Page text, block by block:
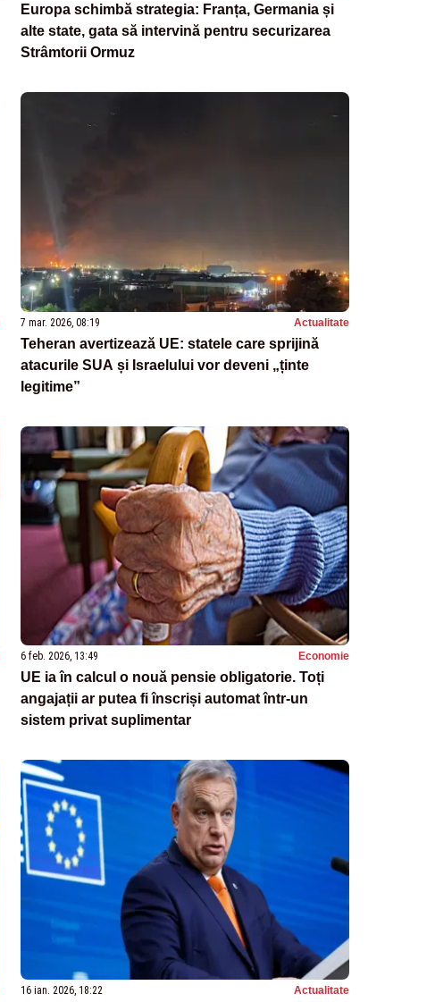
Europa schimbă strategia: Franța, Germania și
alte state, gata să intervină pentru securizarea
Strâmtorii Ormuz
7 mar. 2026, 08:19 Actualitate
Teheran avertizează UE: statele care sprijină
atacurile SUA și Israelului vor deveni „ținte
legitime”
6 feb. 2026, 13:49 Economie
UE ia în calcul o nouă pensie obligatorie. Toți
angajații ar putea fi înscriși automat într-un
sistem privat suplimentar
16 ian. 2026, 18:22 Actualitate